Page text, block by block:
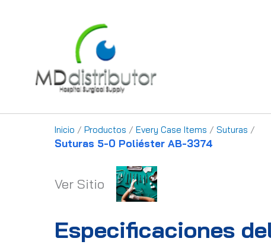
Inicio / Productos / Every Case Items / Suturas /
Suturas 5-0 Poliéster AB-3374
Ver Sitio
Especificaciones